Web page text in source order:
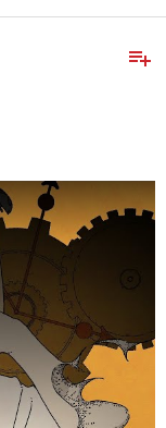
playlist_add